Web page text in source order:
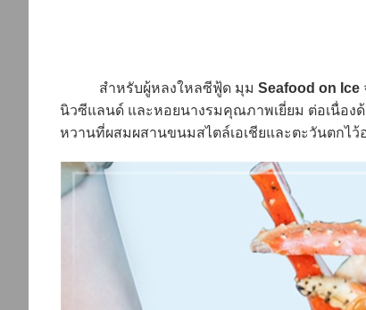
สำหรับผู้หลงใหลซีฟู้ด มุม Seafood on Ice
นิวซีแลนด์ และหอยนางรมคุณภาพเยี่ยม ต่อเนื่อง
หวานที่ผสมผสานขนมสไตล์เอเชียและตะวันตกไ